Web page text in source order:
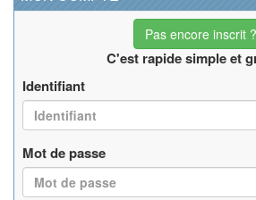
Pas encore inscrit ?
C'est rapide simple et
Identifiant
Mot de passe